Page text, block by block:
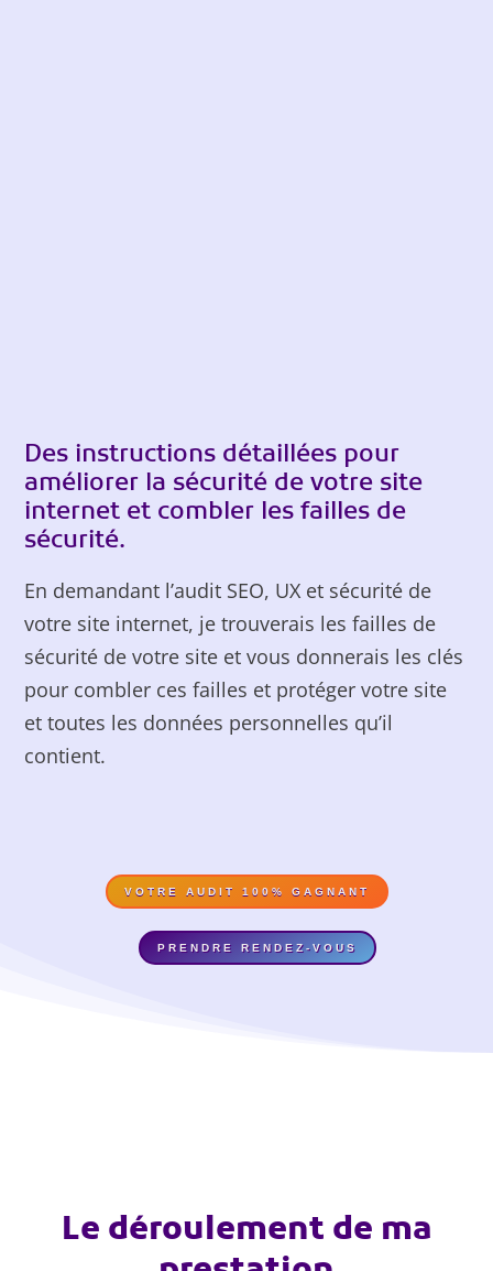
Des instructions détaillées pour
améliorer la sécurité de votre site
internet et combler les failles de
sécurité.
En demandant l’audit SEO, UX et sécurité de
votre site internet, je trouverais les failles de
sécurité de votre site et vous donnerais les clés
pour combler ces failles et protéger votre site
et toutes les données personnelles qu’il
contient.
VOTRE AUDIT 100% GAGNANT
PRENDRE RENDEZ-VOUS
Le déroulement de ma